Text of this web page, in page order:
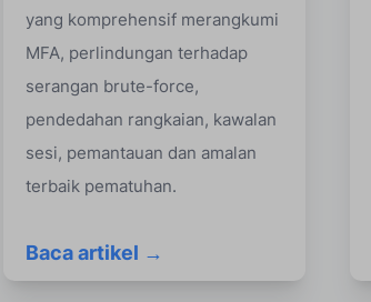
yang komprehensif merangkumi
MFA, perlindungan terhadap
serangan brute-force,
pendedahan rangkaian, kawalan
sesi, pemantauan dan amalan
terbaik pematuhan.
Baca artikel →